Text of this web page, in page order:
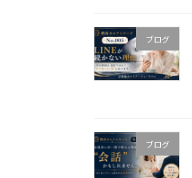
ブログ
ブログ